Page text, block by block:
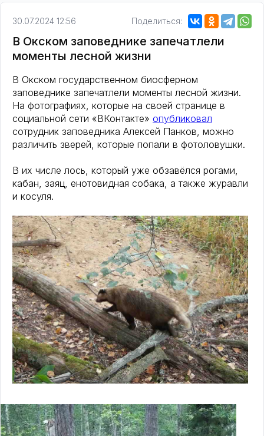
30.07.2024 12:56 Поделиться:
В Окском заповеднике запечатлели
моменты лесной жизни
В Окском государственном биосферном
заповеднике запечатлели моменты лесной жизни.
На фотографиях, которые на своей странице в
социальной сети «ВКонтакте» опубликовал
сотрудник заповедника Алексей Панков, можно
различить зверей, которые попали в фотоловушки.
В их числе лось, который уже обзавёлся рогами,
кабан, заяц, енотовидная собака, а также журавли
и косуля.